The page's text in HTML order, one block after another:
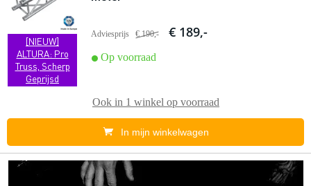
[NIEUW]
ALTURA: Pro
Truss, Scherp
Geprijsd
Adviesprijs € 190,- € 189,-
Op voorraad
Ook in 1 winkel op voorraad
In mijn winkelwagen